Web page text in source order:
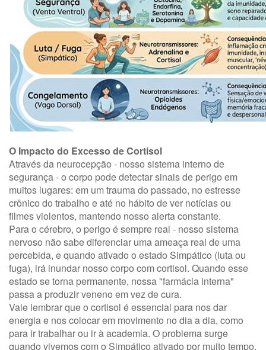
O Impacto do Excesso de Cortisol
Através da neurocepção - nosso sistema interno de
segurança - o corpo pode detectar sinais de perigo em
muitos lugares: em um trauma do passado, no estresse
crônico do trabalho e até no hábito de ver notícias ou
filmes violentos, mantendo nosso alerta constante.
Para o cérebro, o perigo é sempre real - nosso sistema
nervoso não sabe diferenciar uma ameaça real de uma
percebida, e quando ativado o estado Simpático (luta ou
fuga), irá inundar nosso corpo com cortisol. Quando esse
estado se torna permanente, nossa "farmácia interna"
passa a produzir veneno em vez de cura.
Vale lembrar que o cortisol é essencial para nos dar
energia e nos colocar em movimento no dia a dia, como
para ir trabalhar ou ir à academia. O problema surge
quando vivemos com o Simpático ativado por muito tempo,